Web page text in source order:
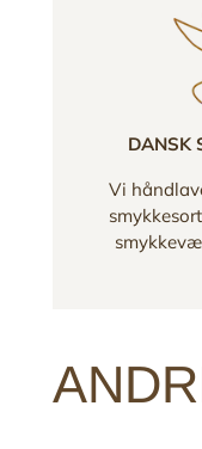
DANSK
Vi